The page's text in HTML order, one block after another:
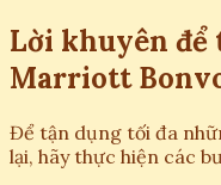
Lời khuyên
Marriott
Để tận dụng tối đa
lại, hãy thực hiện các